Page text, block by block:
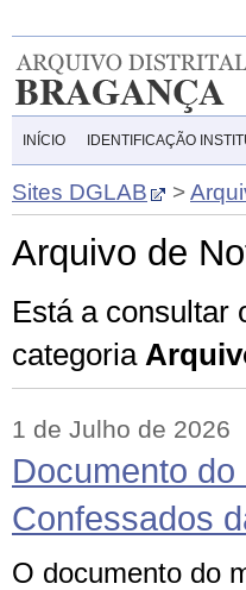
INÍCIO IDENTIFICAÇÃO
Sites DGLAB >
Arquivo de
Está a consultar
categoria
1 de Julho de 2026
Documento
Confessados
O documento do